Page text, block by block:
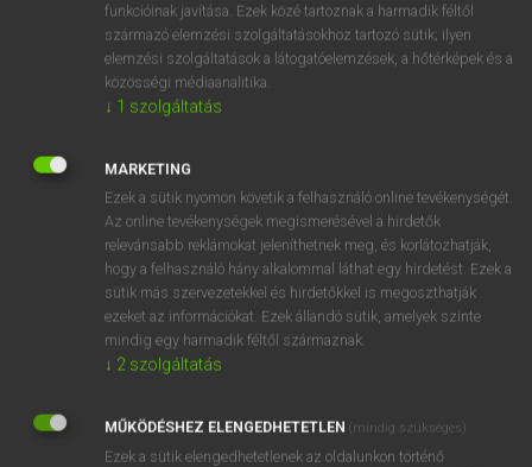
DÍJMENTES ANGOL SZÓTÁR
fakszimile
faktoriális
funkcióinak javítása. Ezek közé tartoznak a harmadik féltől
származó elemzési szolgáltatásokhoz tartozó sütik; ilyen
elemzési szolgáltatások a látogatóelemzések, a hőtérképek és a
közösségi médiaanalitika.
↓ 1 szolgáltatás
MARKETING
Ezek a sütik nyomon követik a felhasználó online tevékenységét.
Az online tevékenységek megismerésével a hirdetők
relevánsabb reklámokat jeleníthetnek meg, és korlátozhatják,
hogy a felhasználó hány alkalommal láthat egy hirdetést. Ezek a
sütik más szervezetekkel és hirdetőkkel is megoszthatják
ezeket az információkat. Ezek állandó sütik, amelyek szinte
mindig egy harmadik féltől származnak.
↓ 2 szolgáltatás
MŰKÖDÉSHEZ ELENGEDHETETLEN (mindig szükséges)
Ezek a sütik elengedhetetlenek az oldalunkon történő